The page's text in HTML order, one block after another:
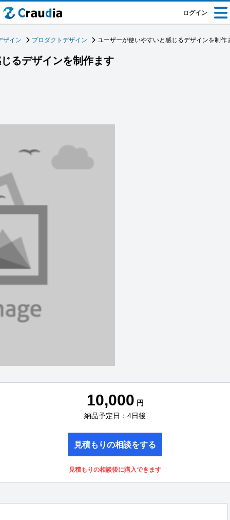
ログイン
ザイン プロダクトデザイン ユーザーが使いやすいと感じるデザインを制作
るデザインを制作ます
10,000 円
納品予定日：4日後
見積もりの相談をする
見積もりの相談後に購入できます